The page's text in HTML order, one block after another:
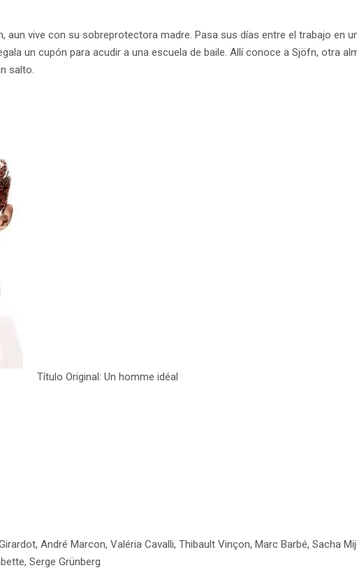
aun vive con su sobreprotectora madre. Pasa sus días entre el trabajo en
un cupón para acudir a una escuela de baile. Allí conoce a Sjöfn, otra
salto.
Título Original: Un homme idéal
André Marcon, Valéria Cavalli, Thibault Vinçon, Marc Barbé, Sacha
Serge Grünberg